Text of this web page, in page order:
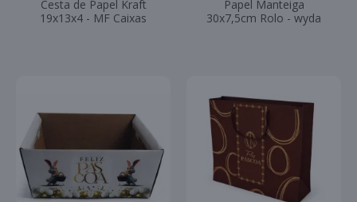
Cesta de Papel Kraft
19x13x4 - MF Caixas
Papel Manteiga
30x7,5cm Rolo - wyda